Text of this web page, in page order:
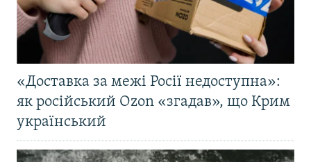
«Доставка за межі Росії недоступна»:
як російський Ozon «згадав», що Крим
український